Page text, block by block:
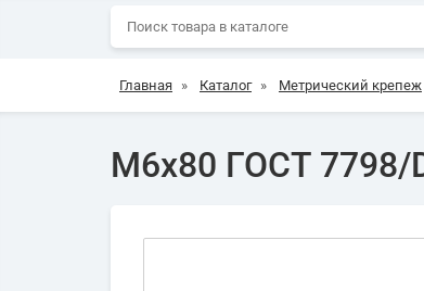
Главная » Каталог » Метрический крепеж
М6х80 ГОСТ 7798/